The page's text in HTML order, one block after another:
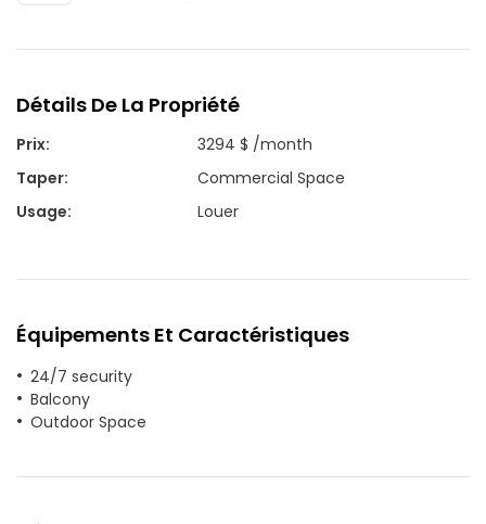
Détails De La Propriété
Prix:
3294 $ /month
Taper:
Commercial Space
Usage: Louer
Équipements Et Caractéristiques
24/7 security
Balcony
Outdoor Space